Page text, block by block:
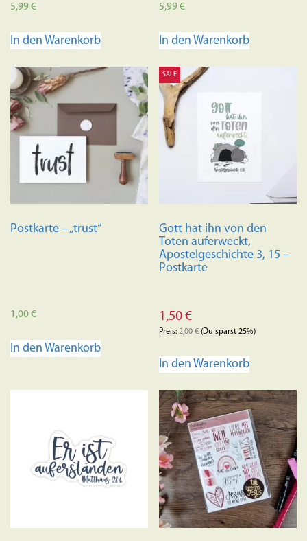
5,99€
In den Warenkorb
5,99€
In den Warenkorb
Postkarte – „trust“
1,00€
In den Warenkorb
SALE
Gott hat ihn von den
Toten auferweckt,
Apostelgeschichte 3, 15 –
Postkarte
1,50€
Preis:2,00€(Du sparst 25%)
In den Warenkorb